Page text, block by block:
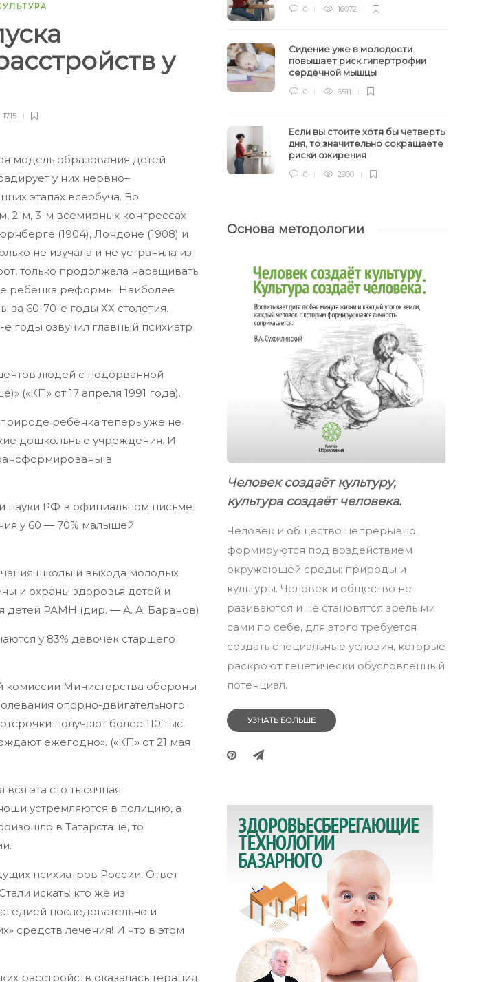
у
1715
модель образования детей
у них нервно–
этапах всеобуча. Во
2-м, 3-м всемирных конгрессах
(1904), Лондоне (1908) и
не изучала и не устраняла из
только продолжала наращивать
ребёнка реформы. Наиболее
60-70-е годы ХХ столетия.
годы озвучил главный психиатр
людей с подорванной
(«КП» от 17 апреля 1991 года).
ребёнка теперь уже не
дошкольные учреждения. И
в
науки РФ в официальном письме
у 60 ― 70% малышей
школы и выхода молодых
и охраны здоровья детей и
детей РАМН (дир. ― А. А. Баранов)
у 83% девочек старшего
комиссии Министерства обороны
опорно-двигательного
получают более 110 тыс.
ежегодно». («КП» от 21 мая
эта сто тысячная
устремляются в полицию, а
в Татарстане, то
психиатров России. Ответ
искать: кто же из
последовательно и
средств лечения! И что в этом
расстройств оказалась терапия
0 16072
Сидение уже в молодости
повышает риск гипертрофии
сердечной мышцы
0 6511
Если вы стоите хотя бы четверть
дня, то значительно сокращаете
риски ожирения
0 2900
Основа методологии
Человек создаёт культуру,
культура создаёт человека.
Человек и общество непрерывно
формируются под воздействием
окружающей среды: природы и
культуры. Человек и общество не
разиваются и не становятся зрелыми
сами по себе, для этого требуется
создать специальные условия, которые
раскроют генетически обусловленный
потенциал.
УЗНАТЬ БОЛЬШЕ